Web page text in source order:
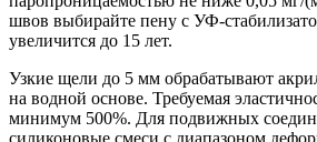
швов выбирайте пену с УФ-
увеличится до 15 лет.
Узкие щели до 5 мм обрабатывают
на водной основе. Требуемая
минимум 500%. Для подвижных
силиконовые смеси с диапазоном